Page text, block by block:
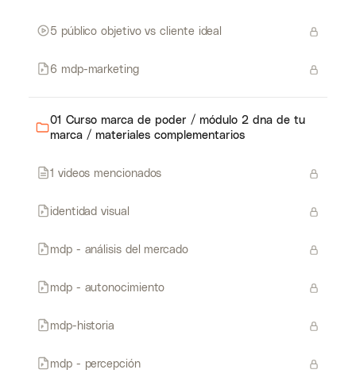
5 público objetivo vs cliente ideal
6 mdp-marketing
01 Curso marca de poder / módulo 2 dna de tu
marca / materiales complementarios
1 videos mencionados
identidad visual
mdp - análisis del mercado
mdp - autonocimiento
mdp-historia
mdp - percepción